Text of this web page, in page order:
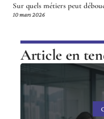
Sur quels métiers peut
10 mars 2026
Article en